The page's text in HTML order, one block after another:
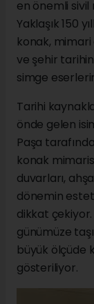
en önemli sivil
Yaklaşık 150
konak,
ve şehir
simge
Tarihi
önde gelen
Paşa
konak
duvarları,
dönemin
dikkat çekiyor.
günümüze
büyük ölçüde
gösteriliyor.